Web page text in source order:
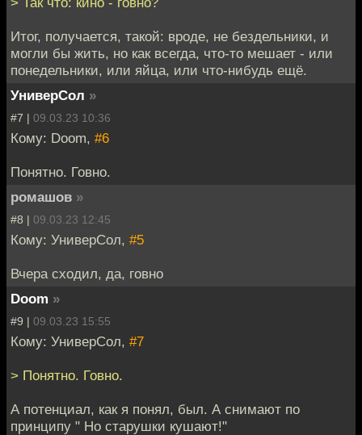
Итог, получается, такой: вроде, не бездельники, и
могли бы жить, но как всегда, что-то мешает - или
понедельники, или яйца, или что-нибудь ещё.
УниверСол »
#7 | 09.03.23 10:36
Кому: Doom, #6
Понятно. Говно.
ромашов »
#8 | 09.03.23 12:45
Кому: УниверСол, #5
Вчера сходил, да, говно
Doom »
#9 | 09.03.23 15:55
Кому: УниверСол, #7
> Понятно. Говно.
А потенциал, как я понял, был. А снимают по
принципу " Но старушки кушают!"